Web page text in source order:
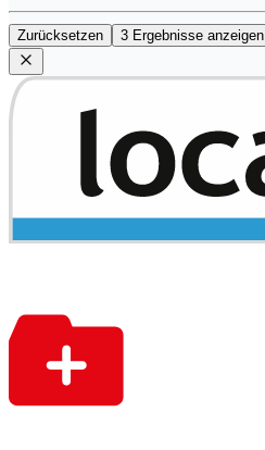
Zurücksetzen 3 Ergebnisse anzeigen